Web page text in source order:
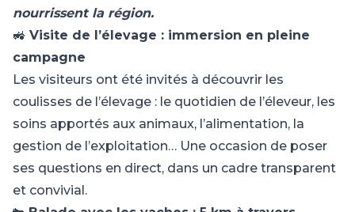
nourrissent la région.
🚜 Visite de l’élevage : immersion en pleine
campagne
Les visiteurs ont été invités à découvrir les
coulisses de l’élevage : le quotidien de l’éleveur, les
soins apportés aux animaux, l’alimentation, la
gestion de l’exploitation… Une occasion de poser
ses questions en direct, dans un cadre transparent
et convivial.